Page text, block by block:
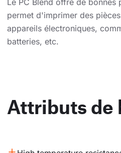
Le PC Blend offre de bonnes
permet d'imprimer des
appareils électroniques,
batteries, etc.
Attributs de